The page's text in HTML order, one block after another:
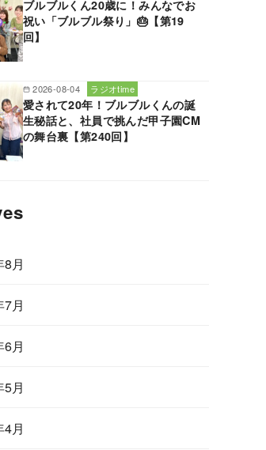
ブルブルくん20歳に！みんなでお
祝い「ブルブル祭り」🎂【第19
回】
2026-08-04 ラジオtime
愛されて20年！ブルブルくんの誕
生秘話と、社員で挑んだ甲子園CM
の舞台裏【第240回】
月
月
月
月
月